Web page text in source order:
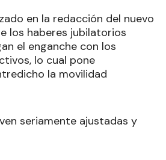
en la redacción del nuevo
los haberes jubilatorios
el enganche con los
lo cual pone
la movilidad
seriamente ajustadas y